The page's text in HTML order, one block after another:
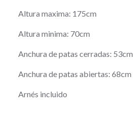
Altura maxima: 175cm
Altura minima: 70cm
Anchura de patas cerradas: 53cm
Anchura de patas abiertas: 68cm
Arnés incluido